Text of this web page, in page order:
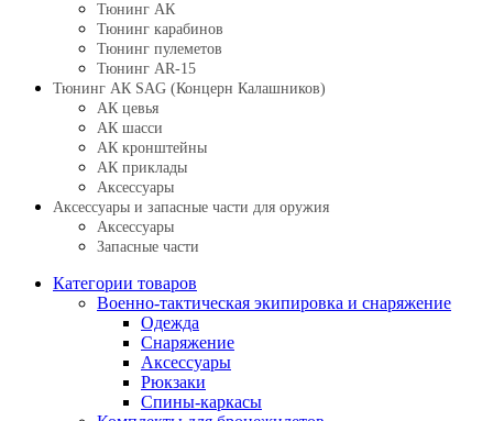
Тюнинг АК
Тюнинг карабинов
Тюнинг пулеметов
Тюнинг AR-15
Тюнинг АК SAG (Концерн Калашников)
АК цевья
АК шасси
АК кронштейны
АК приклады
Аксессуары
Аксессуары и запасные части для оружия
Аксессуары
Запасные части
Категории товаров
Военно-тактическая экипировка и снаряжение
Одежда
Снаряжение
Аксессуары
Рюкзаки
Спины-каркасы